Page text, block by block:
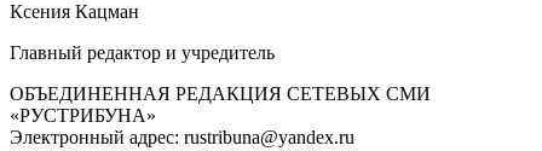
Ксения Кацман
Главный редактор и учредитель
ОБЪЕДИНЕННАЯ РЕДАКЦИЯ СЕТЕВЫХ СМИ
«РУСТРИБУНА»
Электронный адрес: rustribuna@yandex.ru